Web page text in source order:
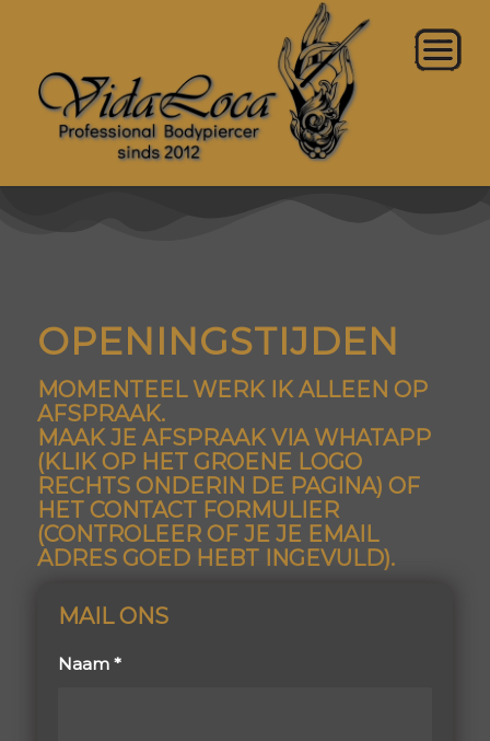
OPENINGSTIJDEN
MOMENTEEL WERK IK ALLEEN OP
AFSPRAAK.
MAAK JE AFSPRAAK VIA WHATAPP
(KLIK OP HET GROENE LOGO
RECHTS ONDERIN DE PAGINA) OF
HET CONTACT FORMULIER
(CONTROLEER OF JE JE EMAIL
ADRES GOED HEBT INGEVULD).
MAIL ONS
Naam *